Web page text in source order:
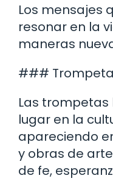
Los mensajes
resonar en la
maneras
###
Las
lugar en la
apareciendo
y obras de
de fe,